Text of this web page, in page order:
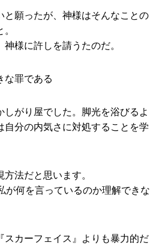
と願ったが、神様はそんなことの
様に許しを請うたのだ。
な罪である
しがり屋でした。脚光を浴びるよ
自分の内気さに対処することを学
方法だと思います。
が何を言っているのか理解できな
スカーフェイス』よりも暴力的だ